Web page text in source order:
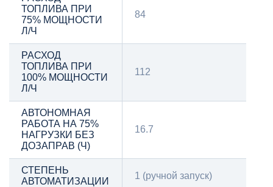
ТОПЛИВА ПРИ
75% МОЩНОСТИ
Л/Ч
84
РАСХОД
ТОПЛИВА ПРИ
100% МОЩНОСТИ
Л/Ч
112
АВТОНОМНАЯ
РАБОТА НА 75%
НАГРУЗКИ БЕЗ
ДОЗАПРАВ (Ч)
16.7
СТЕПЕНЬ
АВТОМАТИЗАЦИИ
1 (ручной запуск)